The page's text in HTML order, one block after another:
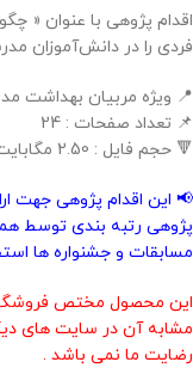
اقدام پژوهی با عنوان «
فردی را در دانش‌آموزان
📍 ویژه مربیان بهداشت
📌 تعداد صفحات : 24
🔻 حجم فایل : 2.50 مگابایت
📢 این اقدام پژوهی جهت
پژوهی رتبه بندی توسط
مسابقات و جشنواره ها
این محصول مختص
مشابه آن در سایت های
رضایت ما نمی باشد .